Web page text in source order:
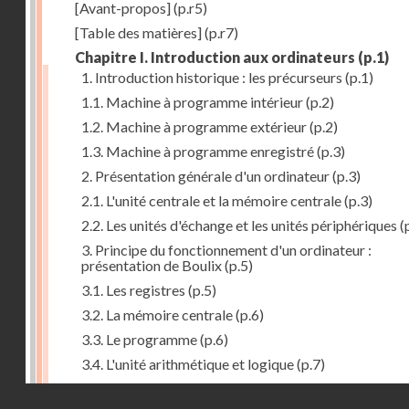
[Avant-propos](p.r5)
[Table des matières](p.r7)
Chapitre I. Introduction aux ordinateurs (p.1)
1. Introduction historique : les précurseurs (p.1)
1.1. Machine à programme intérieur(p.2)
1.2. Machine à programme extérieur(p.2)
1.3. Machine à programme enregistré(p.3)
2. Présentation générale d'un ordinateur(p.3)
2.1. L'unité centrale et la mémoire centrale(p.3)
2.2. Les unités d'échange et les unités périphériques
3. Principe du fonctionnement d'un ordinateur :
présentation de Boulix(p.5)
3.1. Les registres (p.5)
3.2. La mémoire centrale(p.6)
3.3. Le programme(p.6)
3.4. L'unité arithmétique et logique(p.7)
3.5. L'unité de contrôle(p.8)